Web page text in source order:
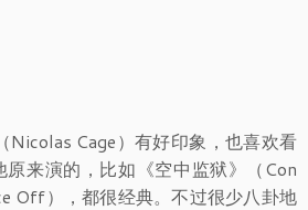
Nicolas Cage）有好印象，也喜欢看
来演的，比如《空中监狱》（Con
Off），都很经典。不过很少八卦地